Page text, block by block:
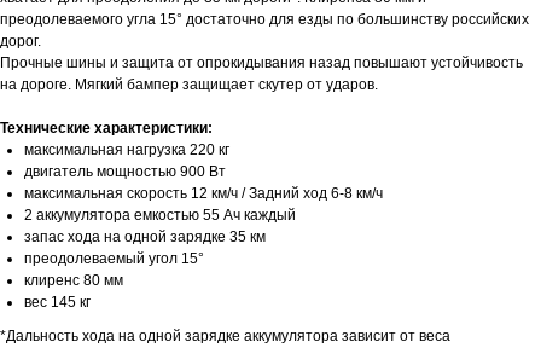
преодолеваемого угла 15° достаточно для езды по большинству российских
дорог.
Прочные шины и защита от опрокидывания назад повышают устойчивость
на дороге. Мягкий бампер защищает скутер от ударов.
Технические характеристики:
максимальная нагрузка 220 кг
двигатель мощностью 900 Вт
максимальная скорость 12 км/ч / Задний ход 6-8 км/ч
2 аккумулятора емкостью 55 Ач каждый
запас хода на одной зарядке 35 км
преодолеваемый угол 15°
клиренс 80 мм
вес 145 кг
*Дальность хода на одной зарядке аккумулятора зависит от веса